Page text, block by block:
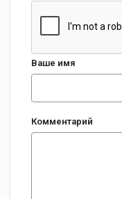
Ваше имя
Комментарий